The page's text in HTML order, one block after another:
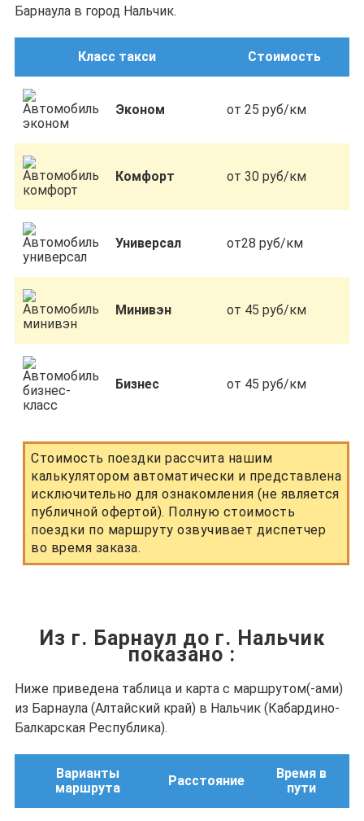
Барнаула в город Нальчик.
Класс такси Стоимость
Эконом от 25 руб/км
Комфорт от 30 руб/км
Универсал от28 руб/км
Минивэн от 45 руб/км
Бизнес от 45 руб/км
Стоимость поездки рассчита нашим
калькулятором автоматически и представлена
исключительно для ознакомления (не является
публичной офертой). Полную стоимость
поездки по маршруту озвучивает диспетчер
во время заказа.
Из г. Барнаул до г. Нальчик
показано :
Ниже приведена таблица и карта с маршрутом(-ами)
из Барнаула (Алтайский край) в Нальчик (Кабардино-
Балкарская Республика).
Варианты
маршрута
Расстояние
Время в
пути